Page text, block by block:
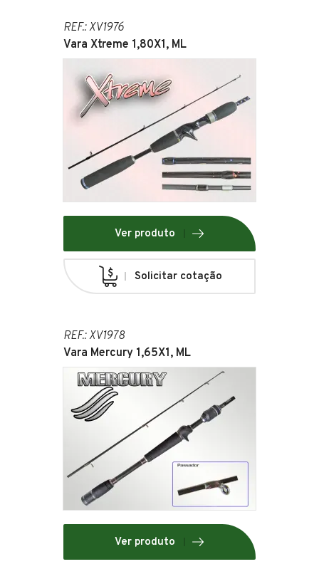
REF.: XV1976
Vara Xtreme 1,80X1, ML
Ver produto
Solicitar cotação
REF.: XV1978
Vara Mercury 1,65X1, ML
Ver produto